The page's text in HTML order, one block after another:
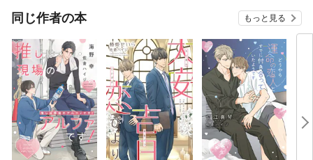
同じ作者の本 もっと見る